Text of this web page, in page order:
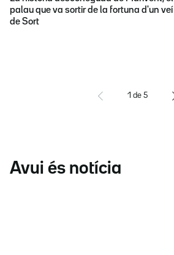
palau que va sortir de la fortuna d'un veí
de Sort
1 de 5
Avui és notícia